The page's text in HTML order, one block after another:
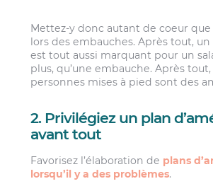
Mettez-y donc autant de coeur que
lors des embauches. Après tout,
est tout aussi marquant pour un
plus, qu’une embauche. Après
personnes mises à pied sont des
2. Privilégiez un plan
avant tout
Favorisez l’élaboration de plans
lorsqu’il y a des problèmes.